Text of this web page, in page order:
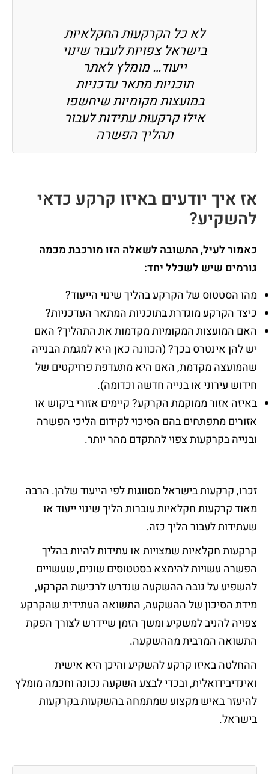
לא כל הקרקעות החקלאיות
בישראל צפויות לעבור שינוי
ייעוד…מומלץ לאתר
תוכניות מתאר עדכניות
במועצות מקומיותשיחשפו
אילו קרקעות עתידות לעבור
תהליך הפשרה
אז איך יודעים באיזו קרקע כדאי
להשקיע?
כאמור לעיל, התשובה לשאלה הזו מורכבת מכמה
גורמים שיש לשכלל יחד:
מהו הסטטוס של הקרקע בהליך שינוי הייעוד?
כיצד הקרקע מוגדרת בתוכניות המתאר העדכניות?
האם המועצות המקומיות מקדמות את התהליך? האם
יש להן אינטרס בכך? (הכוונה כאן היא למגמת הבנייה
שהמועצה מקדמת, האם היא מתעדפת פרויקטים של
חידוש עירוני או בנייה חדשה וכדומה).
באיזה אזור ממוקמת הקרקע? קיימים אזורי ביקוש או
אזורים מתפתחים בהם הסיכוי לקידום הליכי הפשרה
ובנייה בקרקעות צפוי להתקדם מהר יותר.
זכרו, קרקעות בישראל מסווגות לפי הייעוד שלהן. הרבה
מאוד קרקעות חקלאיות עוברות הליך שינוי ייעוד או
שעתידות לעבור הליך כזה.
קרקעות חקלאיות שמצויות או עתידות להיות בהליך
הפשרה עשויות להימצא בסטטוסים שונים, שעשויים
להשפיע על גובה ההשקעה שנדרש לרכישת הקרקע,
מידת הסיכון של ההשקעה, התשואה העתידית שהקרקע
צפויה להניב למשקיע ומשך הזמן שיידרש לצורך הפקת
התשואה המרבית מההשקעה.
ההחלטה באיזו קרקע להשקיע והיכן היא אישית
ואינדיבידואלית, ובכדי לבצע השקעה נכונה וחכמה מומלץ
להיעזר באיש מקצוע שמתמחה בהשקעות בקרקעות
בישראל.